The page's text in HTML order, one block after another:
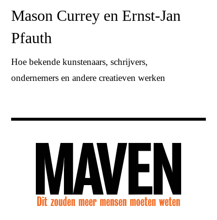
Mason Currey en Ernst-Jan
Pfauth
Hoe bekende kunstenaars, schrijvers,
ondernemers en andere creatieven werken